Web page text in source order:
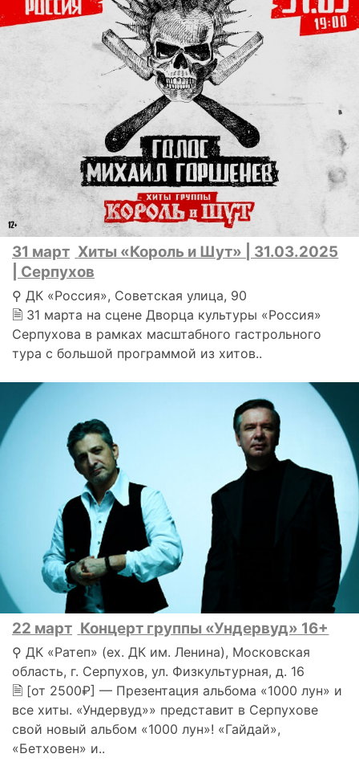
31 март Хиты «Король и Шут» | 31.03.2025
| Серпухов
⚲ ДК «Россия», Советская улица, 90
🗎 31 марта на сцене Дворца культуры «Россия»
Серпухова в рамках масштабного гастрольного
тура с большой программой из хитов..
22 март Концерт группы «Ундервуд» 16+
⚲ ДК «Ратеп» (ex. ДК им. Ленина), Московская
область, г. Серпухов, ул. Физкультурная, д. 16
🗎 [от 2500₽] — Презентация альбома «1000 лун» и
все хиты. «Ундервуд»» представит в Серпухове
свой новый альбом «1000 лун»! «Гайдай»,
«Бетховен» и..